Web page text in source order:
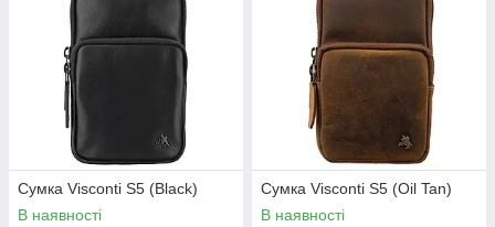
Сумка Visconti S5 (Black)
В наявності
Сумка Visconti S5 (Oil Tan)
В наявності